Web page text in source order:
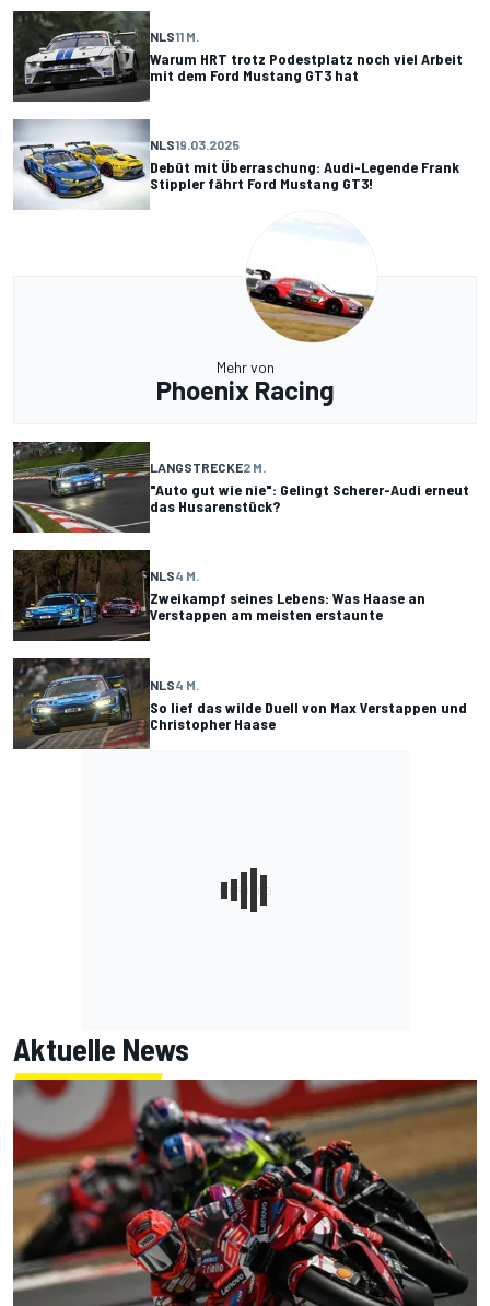
NLS11 M.
Warum HRT trotz Podestplatz noch viel Arbeit
mit dem Ford Mustang GT3 hat
NLS19.03.2025
Debüt mit Überraschung: Audi-Legende Frank
Stippler fährt Ford Mustang GT3!
Mehr von
Phoenix Racing
LANGSTRECKE2 M.
"Auto gut wie nie": Gelingt Scherer-Audi erneut
das Husarenstück?
NLS4 M.
Zweikampf seines Lebens: Was Haase an
Verstappen am meisten erstaunte
NLS4 M.
So lief das wilde Duell von Max Verstappen und
Christopher Haase
Aktuelle News